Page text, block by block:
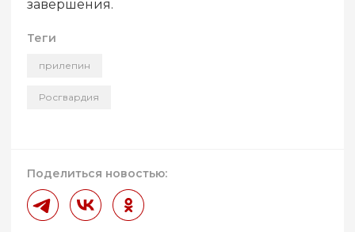
завершения.
Теги
прилепин
Росгвардия
Поделиться новостью: